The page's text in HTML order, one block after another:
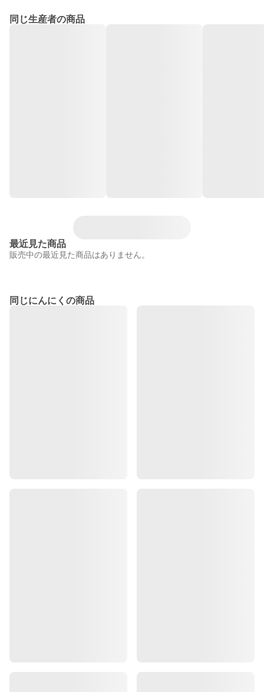
同じ生産者の商品
最近見た商品
販売中の最近見た商品はありません。
同じにんにくの商品